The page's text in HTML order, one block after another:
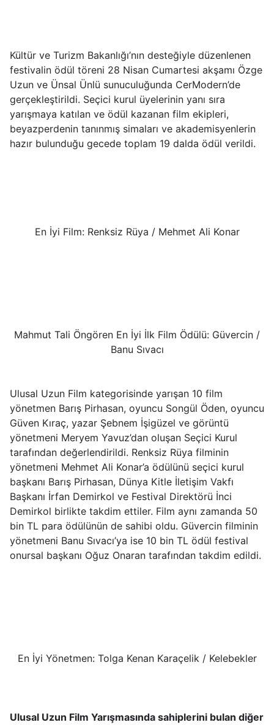
Kültür ve Turizm Bakanlığı’nın desteğiyle düzenlenen
festivalin ödül töreni 28 Nisan Cumartesi akşamı Özge
Uzun ve Ünsal Ünlü sunuculuğunda CerModern’de
gerçekleştirildi. Seçici kurul üyelerinin yanı sıra
yarışmaya katılan ve ödül kazanan film ekipleri,
beyazperdenin tanınmış simaları ve akademisyenlerin
hazır bulunduğu gecede toplam 19 dalda ödül verildi.
En İyi Film: Renksiz Rüya / Mehmet Ali Konar
Mahmut Tali Öngören En İyi İlk Film Ödülü: Güvercin /
Banu Sıvacı
Ulusal Uzun Film kategorisinde yarışan 10 film
yönetmen Barış Pirhasan, oyuncu Songül Öden, oyuncu
Güven Kıraç, yazar Şebnem İşigüzel ve görüntü
yönetmeni Meryem Yavuz’dan oluşan Seçici Kurul
tarafından değerlendirildi. Renksiz Rüya filminin
yönetmeni Mehmet Ali Konar’a ödülünü seçici kurul
başkanı Barış Pirhasan, Dünya Kitle İletişim Vakfı
Başkanı İrfan Demirkol ve Festival Direktörü İnci
Demirkol birlikte takdim ettiler. Film aynı zamanda 50
bin TL para ödülünün de sahibi oldu. Güvercin filminin
yönetmeni Banu Sıvacı’ya ise 10 bin TL ödül festival
onursal başkanı Oğuz Onaran tarafından takdim edildi.
En İyi Yönetmen: Tolga Kenan Karaçelik / Kelebekler
Ulusal Uzun Film Yarışmasında sahiplerini bulan diğer